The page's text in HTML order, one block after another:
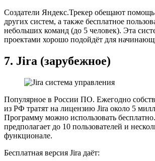
Создатели Яндекс.Трекер обещают
других систем, а также бесплатное
небольших команд (до 5 человек). Эта
проектами хорошо подойдёт для
7. Jira (зарубежное)
Популярное в России ПО. Ежегодно
из РФ тратят на лицензию Jira около 5
Программу можно использовать
предполагает до 10 пользователей и
функционале.
Бесплатная версия Jira даёт: